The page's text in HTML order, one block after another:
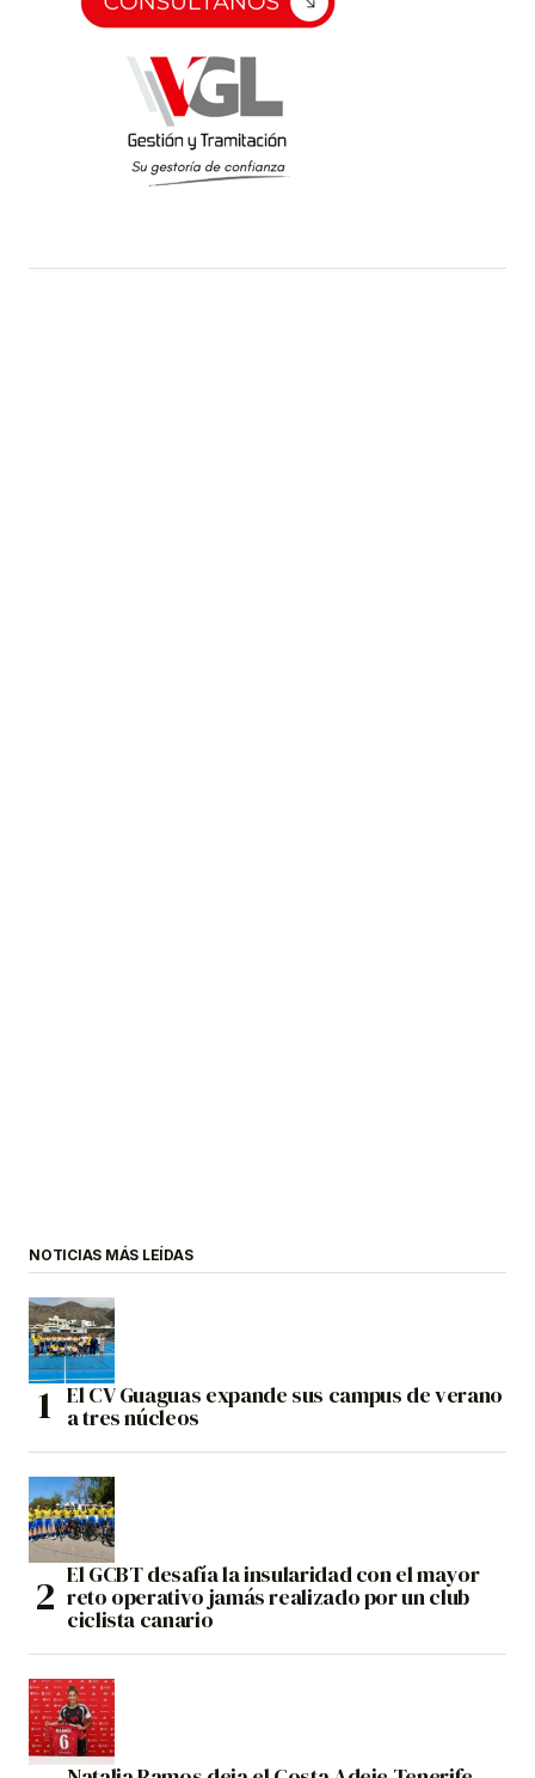
NOTICIAS MÁS LEÍDAS
El CV Guaguas expande sus campus de verano
a tres núcleos
El GCBT desafía la insularidad con el mayor
reto operativo jamás realizado por un club
ciclista canario